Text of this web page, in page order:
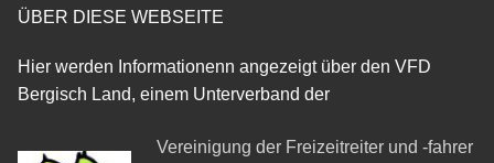
ÜBER DIESE WEBSEITE
Hier werden Informationenn angezeigt über den VFD
Bergisch Land, einem Unterverband der
Vereinigung der Freizeitreiter und -fahrer